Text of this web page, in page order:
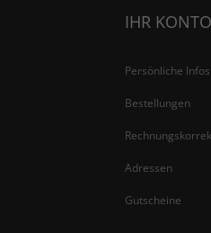
IHR KONTO
Persönliche Infos
Bestellungen
Adressen
Gutscheine